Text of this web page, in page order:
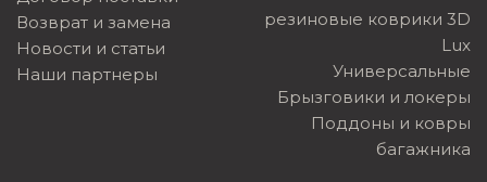
Возврат и замена
Новости и статьи
Наши партнеры
резиновые коврики 3D
Lux
Универсальные
Брызговики и локеры
Поддоны и ковры
багажника